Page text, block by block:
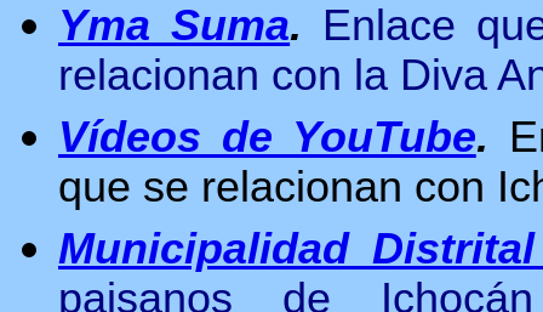
Yma Suma. Enlace
relacionan con la Diva
Vídeos de YouTube.
que se relacionan con
Municipalidad
paisanos de